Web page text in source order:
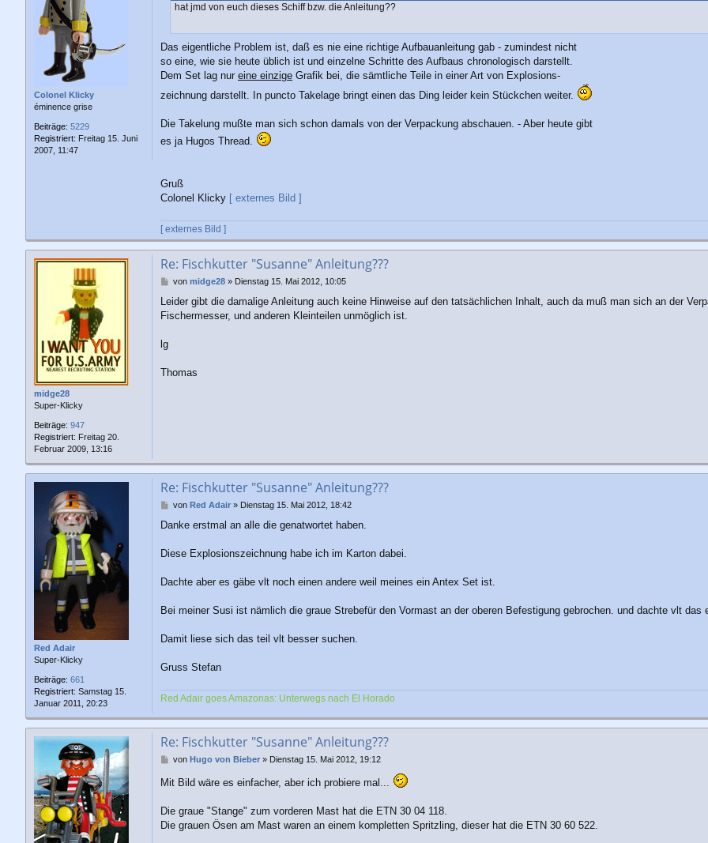
Colonel Klicky
éminence grise
Beiträge: 5229
Registriert: Freitag 15. Juni
2007, 11:47
hat jmd von euch dieses Schiff bzw. die Anleitung??
Das eigentliche Problem ist, daß es nie eine richtige Aufbauanleitung gab - zumindest nicht
so eine, wie sie heute üblich ist und einzelne Schritte des Aufbaus chronologisch darstellt.
Dem Set lag nur eine einzige Grafik bei, die sämtliche Teile in einer Art von Explosions-
zeichnung darstellt. In puncto Takelage bringt einen das Ding leider kein Stückchen weiter.
Die Takelung mußte man sich schon damals von der Verpackung abschauen. - Aber heute gibt
es ja Hugos Thread.
Gruß
Colonel Klicky [ externes Bild ]
[ externes Bild ]
midge28
Super-Klicky
Beiträge: 947
Registriert: Freitag 20.
Februar 2009, 13:16
Re: Fischkutter "Susanne" Anleitung???
B
i
t
von midge28» Dienstag 15. Mai 2012, 10:05
Leider gibt die damalige Anleitung auch keine Hinweise auf den tatsächlichen Inhalt, auch da muß man sich an der
Fischermesser, und anderen Kleinteilen unmöglich ist.
lg
Thomas
Red Adair
Super-Klicky
Beiträge: 661
Registriert: Samstag 15.
Januar 2011, 20:23
Re: Fischkutter "Susanne" Anleitung???
B
i
r
von Red Adair» Dienstag 15. Mai 2012, 18:42
Danke erstmal an alle die genatwortet haben.
Diese Explosionszeichnung habe ich im Karton dabei.
Dachte aber es gäbe vlt noch einen andere weil meines ein Antex Set ist.
Bei meiner Susi ist nämlich die graue Strebefür den Vormast an der oberen Befestigung gebrochen. und dachte vlt das
Damit liese sich das teil vlt besser suchen.
Gruss Stefan
Red Adair goes Amazonas: Unterwegs nach El Horado
Re: Fischkutter "Susanne" Anleitung???
B
i
g
von Hugo von Bieber» Dienstag 15. Mai 2012, 19:12
Mit Bild wäre es einfacher, aber ich probiere mal...
Die graue "Stange" zum vorderen Mast hat die ETN 30 04 118.
Die grauen Ösen am Mast waren an einem kompletten Spritzling, dieser hat die ETN 30 60 522.